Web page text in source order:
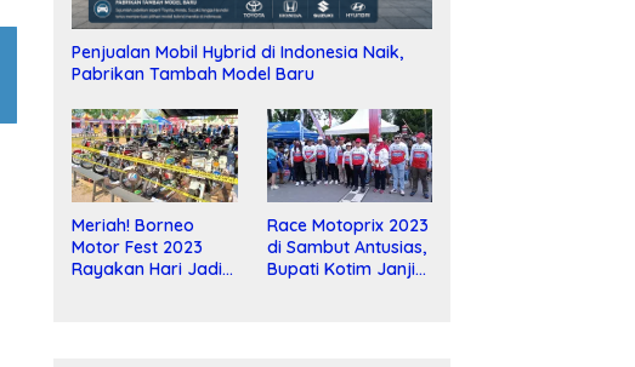
Penjualan Mobil Hybrid di Indonesia Naik,
Pabrikan Tambah Model Baru
Meriah! Borneo
Motor Fest 2023
Rayakan Hari Jadi
Race Motoprix 2023
di Sambut Antusias,
Bupati Kotim Janji